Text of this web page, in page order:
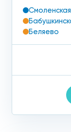
Смоленская
Беляево